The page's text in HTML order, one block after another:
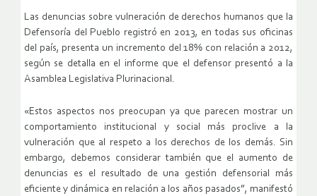
Las denuncias sobre vulneración de derechos humanos que la
Defensoría del Pueblo registró en 2013, en todas sus oficinas
del país, presenta un incremento del 18% con relación a 2012,
según se detalla en el informe que el defensor presentó a la
Asamblea Legislativa Plurinacional.
«Estos aspectos nos preocupan ya que parecen mostrar un
comportamiento institucional y social más proclive a la
vulneración que al respeto a los derechos de los demás. Sin
embargo, debemos considerar también que el aumento de
denuncias es el resultado de una gestión defensorial más
eficiente y dinámica en relación a los años pasados”, manifestó